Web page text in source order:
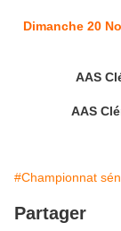
Dimanche 20
AAS
AAS
#Championnat
Partager